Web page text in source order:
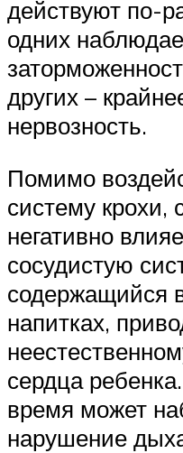
действуют по-
одних
других –
нервозность.
Помимо
систему крохи,
негативно
сосудистую
содержащийся
напитках,
сердца
время может
нарушение